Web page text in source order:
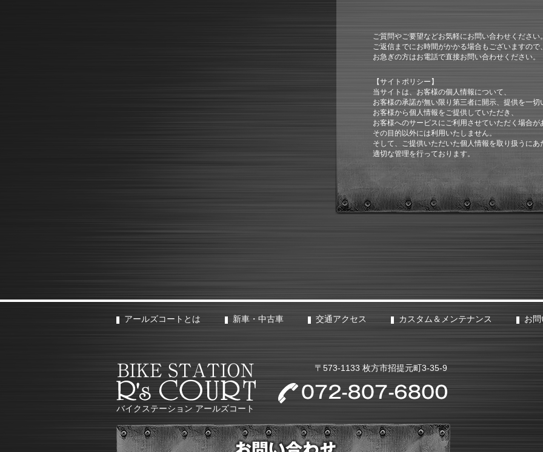
ご質問やご要望などお気軽にお問い合わせください
ご返信までにお時間がかかる場合もございますので
お急ぎの方はお電話で直接お問い合わせください。
【サイトポリシー】
当サイトは、お客様の個人情報について、
お客様の承諾が無い限り第三者に開示、提供を一切
お客様から個人情報をご提供していただき、
お客様へのサービスにご利用させていただく場合が
その目的以外には利用いたしません。
そして、ご提供いただいた個人情報を取り扱うに
適切な管理を行っております。
アールズコートとは 新車・中古車 交通アクセス カスタム＆メンテナンス お
バイクステーション アールズコート
〒573-1133 枚方市招提元町3-35-9